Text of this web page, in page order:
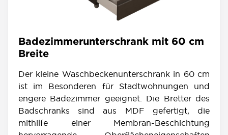
Badezimmerunterschrank mit 60 cm
Breite
Der kleine Waschbeckenunterschrank in 60 cm
ist im Besonderen für Stadtwohnungen und
engere Badezimmer geeignet. Die Bretter des
Badschranks sind aus MDF gefertigt, die
mithilfe einer Membran-Beschichtung